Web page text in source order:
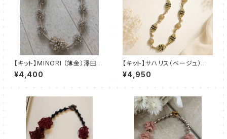
【キット】MINORI （薄金）澤田美
子
¥4,400
【キット】サハリス（ベージュ）新
川智未
¥4,950